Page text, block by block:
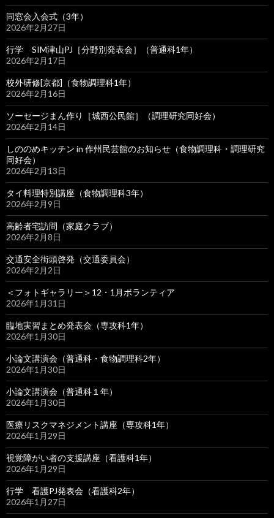
同窓会入会式（3年）
2026年2月27日
行学 SIM津山PJ［分野別発表会］（普通科1年）
2026年2月17日
校外研修[京都]（食物調理科1年）
2026年2月16日
ソーセージまん作り［城西公民館］（調理研究同好会）
2026年2月14日
しののめキッチン in 作州民芸館のお知らせ（食物調理科・調理研究
同好会）
2026年2月13日
タイ料理特別講座（食物調理科3年）
2026年2月9日
高齢者宅訪問（家庭クラブ）
2026年2月8日
交通安全街頭啓発（交通委員会）
2026年2月2日
＜フォトギャラリー＞12・1月ボランティア
2026年1月31日
臨地実習まとめ発表会（専攻科1年）
2026年1月30日
小論文講演会（普通科・食物調理科2年）
2026年1月30日
小論文講演会（普通科１年）
2026年1月30日
医療リスクマネジメント講座（専攻科1年）
2026年1月29日
視覚障がい者の支援講座（看護科1年）
2026年1月29日
行学 看護PJ発表会（看護科2年）
2026年1月27日